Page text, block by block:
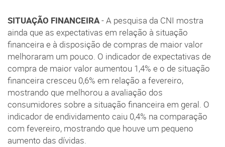
SITUAÇÃO FINANCEIRA- A pesquisa da CNI mostra
ainda que as expectativas em relação à situação
financeira e à disposição de compras de maior valor
melhoraram um pouco. O indicador de expectativas de
compra de maior valor aumentou 1,4% e o de situação
financeira cresceu 0,6% em relação a fevereiro,
mostrando que melhorou a avaliação dos
consumidores sobre a situação financeira em geral. O
indicador de endividamento caiu 0,4% na comparação
com fevereiro, mostrando que houve um pequeno
aumento das dívidas.